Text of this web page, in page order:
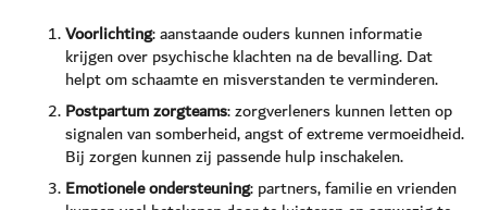
Voorlichting: aanstaande ouders kunnen informatie
krijgen over psychische klachten na de bevalling. Dat
helpt om schaamte en misverstanden te verminderen.
Postpartum zorgteams: zorgverleners kunnen letten op
signalen van somberheid, angst of extreme vermoeidheid.
Bij zorgen kunnen zij passende hulp inschakelen.
Emotionele ondersteuning: partners, familie en vrienden